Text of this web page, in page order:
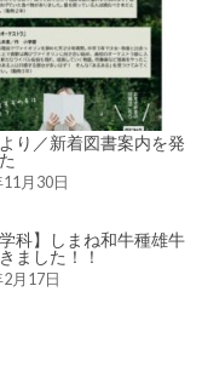
り／新着図書案内を発
月30日
学科】しまね和牛種雄牛
ました！！
月17日